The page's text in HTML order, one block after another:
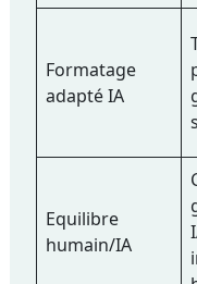
Formatage
adapté IA
Equilibre
humain/IA